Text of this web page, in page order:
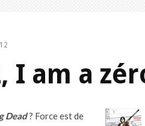
I am a
Dead? Force est de